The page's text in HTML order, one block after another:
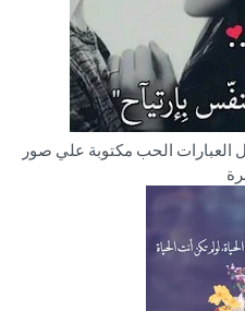
الرومانسيه 2018 اجمل العبارات الحب مكتوبة علي صور